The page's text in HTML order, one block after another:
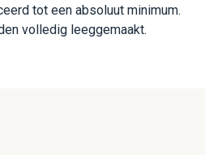
tot een absoluut minimum.
volledig leeggemaakt.